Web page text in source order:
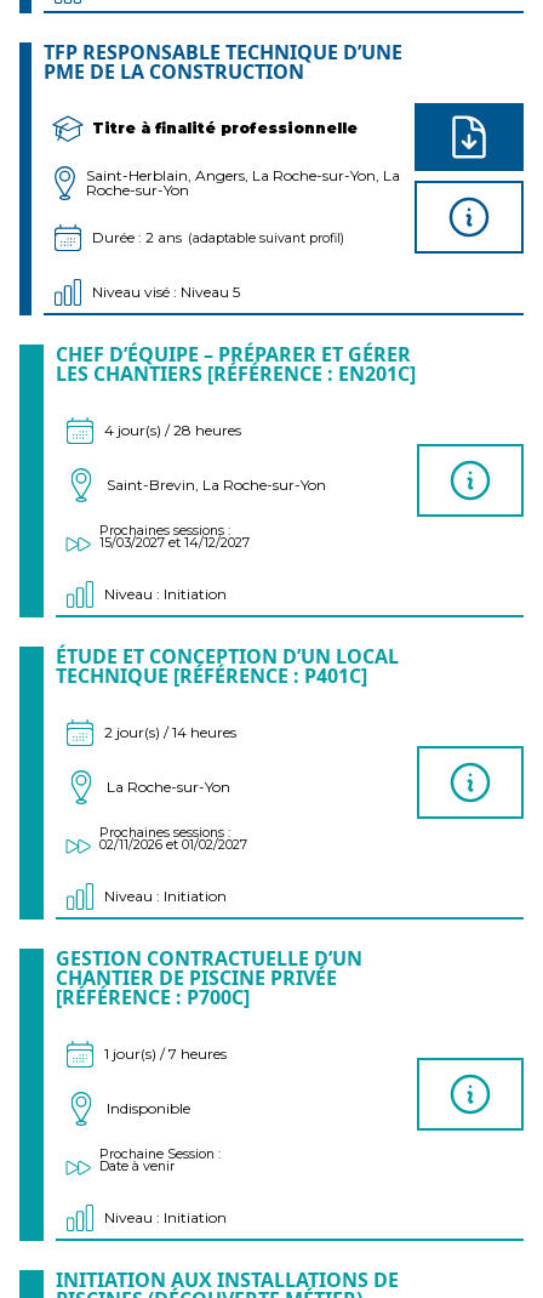
TFP RESPONSABLE TECHNIQUE D’UNE
PME DE LA CONSTRUCTION
Titre à finalité professionnelle
Saint-Herblain, Angers, La Roche-sur-Yon, La
Roche-sur-Yon
Durée : 2 ans (adaptable suivant profil)
Niveau visé : Niveau 5
CHEF D’ÉQUIPE – PRÉPARER ET GÉRER
LES CHANTIERS [RÉFÉRENCE : EN201C]
4 jour(s) / 28 heures
Saint-Brevin, La Roche-sur-Yon
Prochaines sessions :
15/03/2027 et 14/12/2027
Niveau : Initiation
ÉTUDE ET CONCEPTION D’UN LOCAL
TECHNIQUE [RÉFÉRENCE : P401C]
2 jour(s) / 14 heures
La Roche-sur-Yon
Prochaines sessions :
02/11/2026 et 01/02/2027
Niveau : Initiation
GESTION CONTRACTUELLE D’UN
CHANTIER DE PISCINE PRIVÉE
[RÉFÉRENCE : P700C]
1 jour(s) / 7 heures
Indisponible
Prochaine Session :
Date à venir
Niveau : Initiation
INITIATION AUX INSTALLATIONS DE